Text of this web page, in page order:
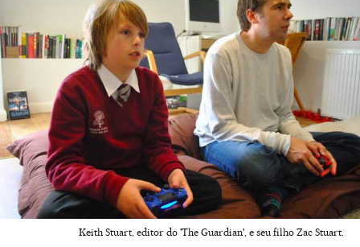
Keith Stuart, editor do 'The Guardian', e seu filho Zac Stuart.